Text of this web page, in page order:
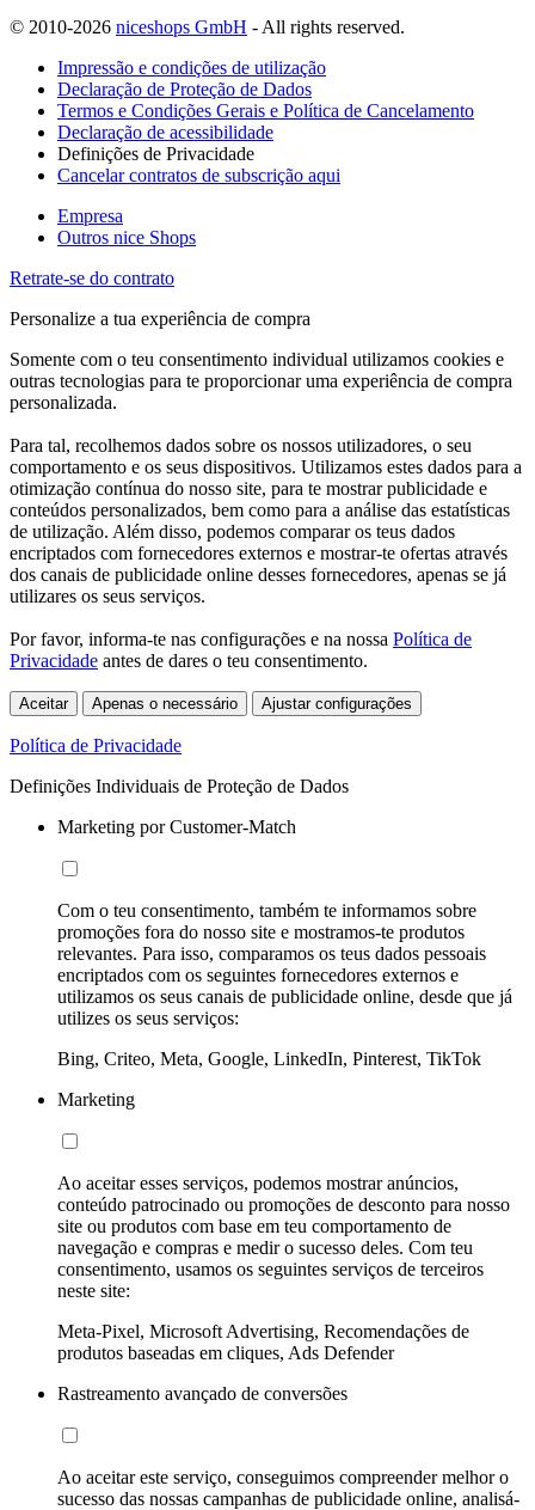
© 2010-2026 niceshops GmbH - All rights reserved.
Impressão e condições de utilização
Declaração de Proteção de Dados
Termos e Condições Gerais e Política de Cancelamento
Declaração de acessibilidade
Definições de Privacidade
Cancelar contratos de subscrição aqui
Empresa
Outros nice Shops
Retrate-se do contrato
Personalize a tua experiência de compra
Somente com o teu consentimento individual utilizamos cookies e
outras tecnologias para te proporcionar uma experiência de compra
personalizada.
Para tal, recolhemos dados sobre os nossos utilizadores, o seu
comportamento e os seus dispositivos. Utilizamos estes dados para a
otimização contínua do nosso site, para te mostrar publicidade e
conteúdos personalizados, bem como para a análise das estatísticas
de utilização. Além disso, podemos comparar os teus dados
encriptados com fornecedores externos e mostrar-te ofertas através
dos canais de publicidade online desses fornecedores, apenas se já
utilizares os seus serviços.
Por favor, informa-te nas configurações e na nossa Política de
Privacidade antes de dares o teu consentimento.
Aceitar Apenas o necessário Ajustar configurações
Política de Privacidade
Definições Individuais de Proteção de Dados
Marketing por Customer-Match
Com o teu consentimento, também te informamos sobre
promoções fora do nosso site e mostramos-te produtos
relevantes. Para isso, comparamos os teus dados pessoais
encriptados com os seguintes fornecedores externos e
utilizamos os seus canais de publicidade online, desde que já
utilizes os seus serviços:
Bing, Criteo, Meta, Google, LinkedIn, Pinterest, TikTok
Marketing
Ao aceitar esses serviços, podemos mostrar anúncios,
conteúdo patrocinado ou promoções de desconto para nosso
site ou produtos com base em teu comportamento de
navegação e compras e medir o sucesso deles. Com teu
consentimento, usamos os seguintes serviços de terceiros
neste site:
Meta-Pixel, Microsoft Advertising, Recomendações de
produtos baseadas em cliques, Ads Defender
Rastreamento avançado de conversões
Ao aceitar este serviço, conseguimos compreender melhor o
sucesso das nossas campanhas de publicidade online, analisá-